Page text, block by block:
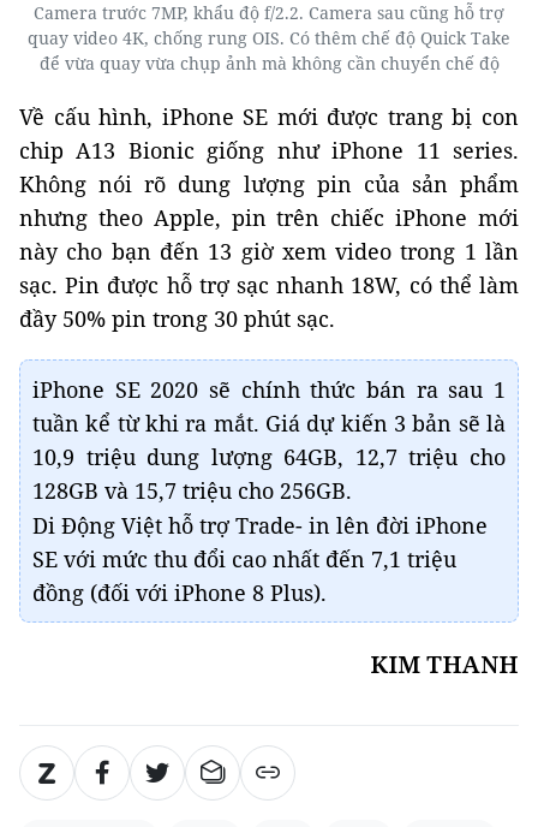
Camera trước 7MP, khẩu độ f/2.2. Camera sau cũng hỗ trợ
quay video 4K, chống rung OIS. Có thêm chế độ Quick Take
để vừa quay vừa chụp ảnh mà không cần chuyển chế độ
Về cấu hình, iPhone SE mới được trang bị con
chip A13 Bionic giống như iPhone 11 series.
Không nói rõ dung lượng pin của sản phẩm
nhưng theo Apple, pin trên chiếc iPhone mới
này cho bạn đến 13 giờ xem video trong 1 lần
sạc. Pin được hỗ trợ sạc nhanh 18W, có thể làm
đầy 50% pin trong 30 phút sạc.
iPhone SE 2020 sẽ chính thức bán ra sau 1
tuần kể từ khi ra mắt. Giá dự kiến 3 bản sẽ là
10,9 triệu dung lượng 64GB, 12,7 triệu cho
128GB và 15,7 triệu cho 256GB.
Di Động Việt hỗ trợ Trade- in lên đời iPhone
SE với mức thu đổi cao nhất đến 7,1 triệu
đồng (đối với iPhone 8 Plus).
KIM THANH